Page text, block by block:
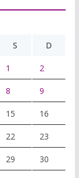
S D
1 2
8 9
15 16
22 23
29 30